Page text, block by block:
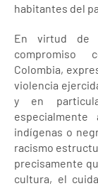
habitantes del
En virtud de
Colombia,
violencia
y en
especialmente
indígenas o
racismo
precisamente
cultura, el